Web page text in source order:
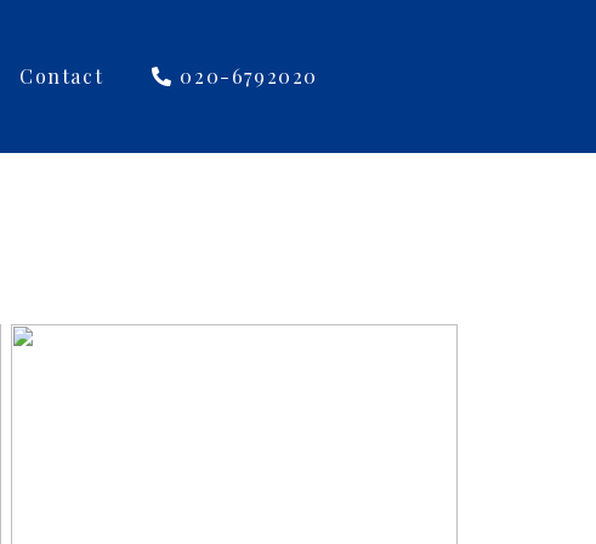
Contact 020-6792020